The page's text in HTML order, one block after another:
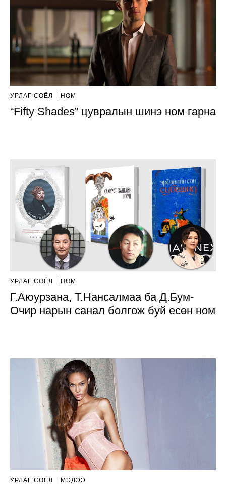
УРЛАГ СОЁЛ НОМ
“Fifty Shades” цувралын шинэ ном гарна
УРЛАГ СОЁЛ НОМ
Г.Аюурзана, Т.Нансалмаа ба Д.Бум-
Очир нарын санал болгож буй есөн ном
УРЛАГ СОЁЛ МЭДЭЭ